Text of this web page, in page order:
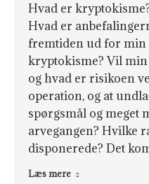
Hvad er
Hvad er
fremtiden ud for min
kryptokisme? Vil
og hvad er risikoen
operation, og at
spørgsmål og meget
arvegangen? Hvilke
disponerede? Det
Læs mere